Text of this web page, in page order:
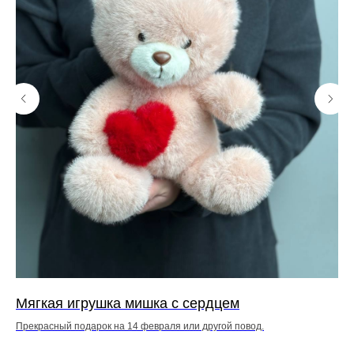
Мягкая игрушка мишка с сердцем
Прекрасный подарок на 14 февраля или другой повод.